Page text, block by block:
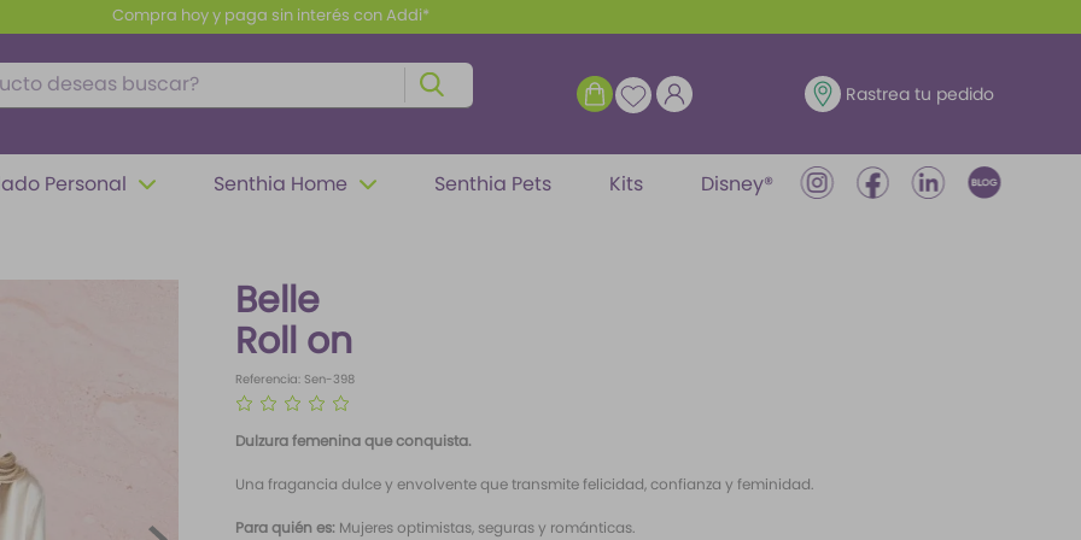
Compra hoy y paga sin interés con Addi*
deseas buscar? ENTRAR Rastrea tu pedido
Personal Senthia Home Senthia Pets Kits
Disney®
Belle
Roll on
Referencia: Sen-398
Dulzura femenina que conquista.
Una fragancia dulce y envolvente que transmite felicidad, confianza y feminidad.
Para quién es: Mujeres optimistas, seguras y románticas.